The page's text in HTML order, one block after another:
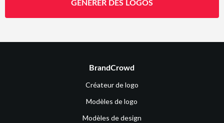
GÉNÉRER DES LOGOS
BrandCrowd
Créateur de logo
Modèles de logo
Modèles de design